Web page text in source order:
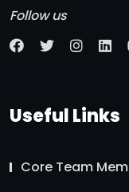
Follow us
Useful Links
Core Team